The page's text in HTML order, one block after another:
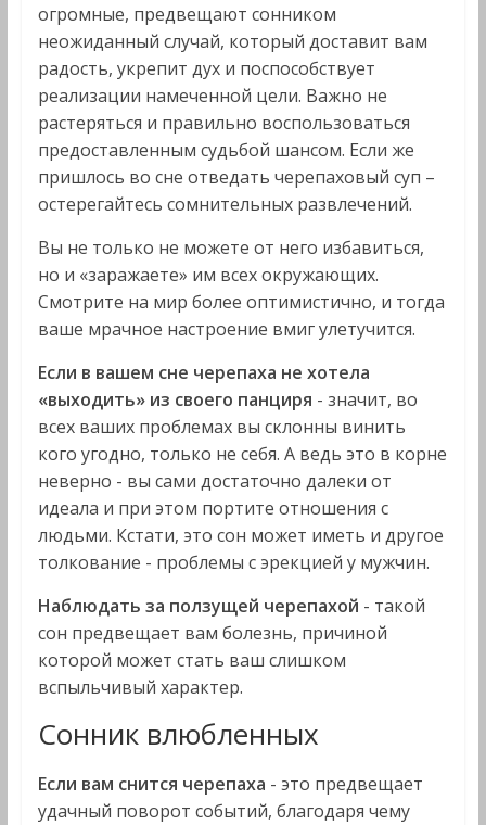
огромные, предвещают сонником
неожиданный случай, который доставит вам
радость, укрепит дух и поспособствует
реализации намеченной цели. Важно не
растеряться и правильно воспользоваться
предоставленным судьбой шансом. Если же
пришлось во сне отведать черепаховый суп –
остерегайтесь сомнительных развлечений.
Вы не только не можете от него избавиться,
но и «заражаете» им всех окружающих.
Смотрите на мир более оптимистично, и тогда
ваше мрачное настроение вмиг улетучится.
Если в вашем сне черепаха не хотела
«выходить» из своего панциря - значит, во
всех ваших проблемах вы склонны винить
кого угодно, только не себя. А ведь это в корне
неверно - вы сами достаточно далеки от
идеала и при этом портите отношения с
людьми. Кстати, это сон может иметь и другое
толкование - проблемы с эрекцией у мужчин.
Наблюдать за ползущей черепахой - такой
сон предвещает вам болезнь, причиной
которой может стать ваш слишком
вспыльчивый характер.
Сонник влюбленных
Если вам снится черепаха - это предвещает
удачный поворот событий, благодаря чему